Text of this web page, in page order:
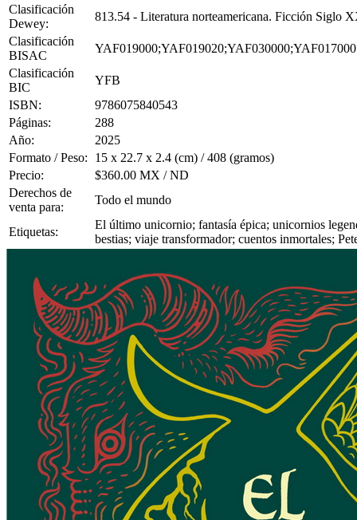
Clasificación
Dewey:
813.54 - Literatura norteamericana. Ficción Siglo
Clasificación
BISAC
YAF019000;YAF019020;YAF030000;YAF017000
Clasificación
BIC
YFB
ISBN:
9786075840543
Páginas:
288
Año:
2025
Formato / Peso:
15 x 22.7 x 2.4 (cm) / 408 (gramos)
Precio:
$360.00 MX / ND
Derechos de
venta para:
Todo el mundo
Etiquetas:
El último unicornio; fantasía épica; unicornios
bestias; viaje transformador; cuentos inmortales;